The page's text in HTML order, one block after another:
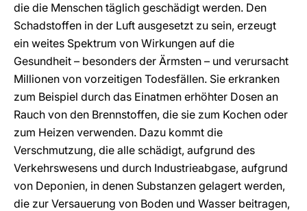
die die Menschen täglich geschädigt werden. Den
Schadstoffen in der Luft ausgesetzt zu sein, erzeugt
ein weites Spektrum von Wirkungen auf die
Gesundheit – besonders der Ärmsten – und verursacht
Millionen von vorzeitigen Todesfällen. Sie erkranken
zum Beispiel durch das Einatmen erhöhter Dosen an
Rauch von den Brennstoffen, die sie zum Kochen oder
zum Heizen verwenden. Dazu kommt die
Verschmutzung, die alle schädigt, aufgrund des
Verkehrswesens und durch Industrieabgase, aufgrund
von Deponien, in denen Substanzen gelagert werden,
die zur Versauerung von Boden und Wasser beitragen,